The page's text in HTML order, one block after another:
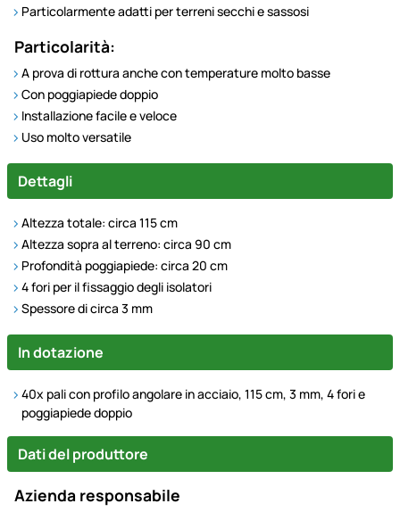
Particolarmente adatti per terreni secchi e sassosi
Particolarità:
A prova di rottura anche con temperature molto basse
Con poggiapiede doppio
Installazione facile e veloce
Uso molto versatile
Dettagli
Altezza totale: circa 115 cm
Altezza sopra al terreno: circa 90 cm
Profondità poggiapiede: circa 20 cm
4 fori per il fissaggio degli isolatori
Spessore di circa 3 mm
In dotazione
40x pali con profilo angolare in acciaio, 115 cm, 3 mm, 4 fori e
poggiapiede doppio
Dati del produttore
Azienda responsabile